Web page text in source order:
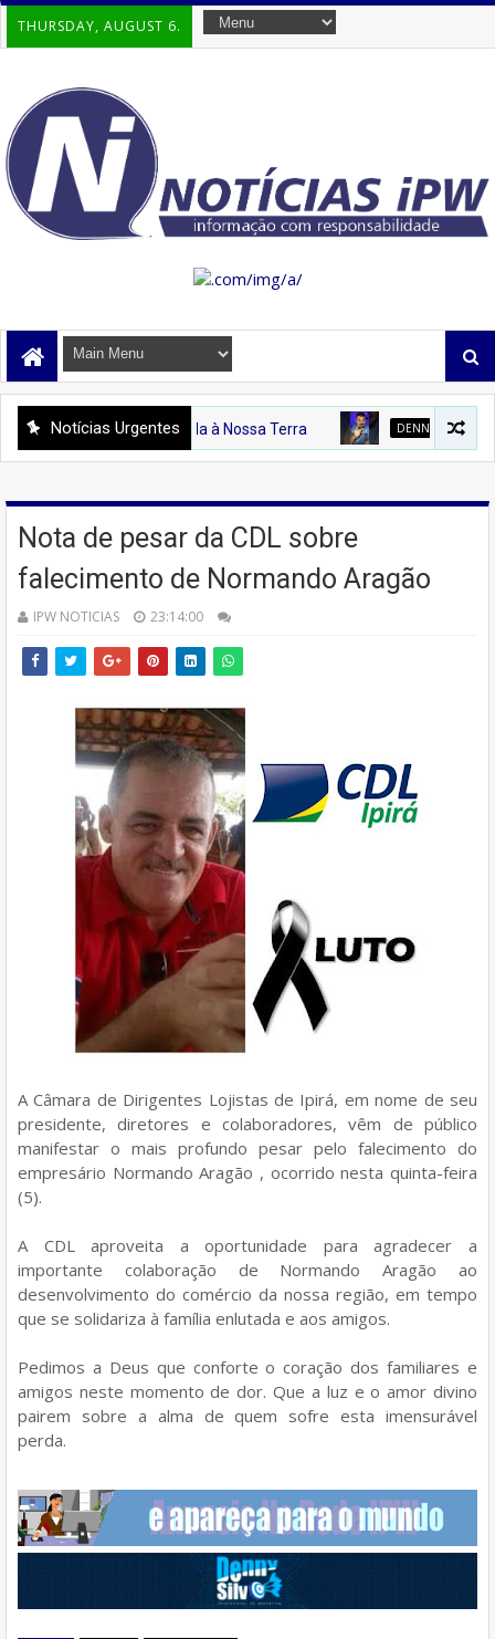
THURSDAY, AUGUST 6.
Notícias Urgentes
Digital Dedicada à Nossa Terra DENNY SILVA PROFISSIONAL
Nota de pesar da CDL sobre
falecimento de Normando Aragão
IPW NOTICIAS 23:14:00
A Câmara de Dirigentes Lojistas de Ipirá, em nome de seu
presidente, diretores e colaboradores, vêm de público
manifestar o mais profundo pesar pelo falecimento do
empresário Normando Aragão , ocorrido nesta quinta-feira
(5).
A CDL aproveita a oportunidade para agradecer a
importante colaboração de Normando Aragão ao
desenvolvimento do comércio da nossa região, em tempo
que se solidariza à família enlutada e aos amigos.
Pedimos a Deus que conforte o coração dos familiares e
amigos neste momento de dor. Que a luz e o amor divino
pairem sobre a alma de quem sofre esta imensurável
perda.